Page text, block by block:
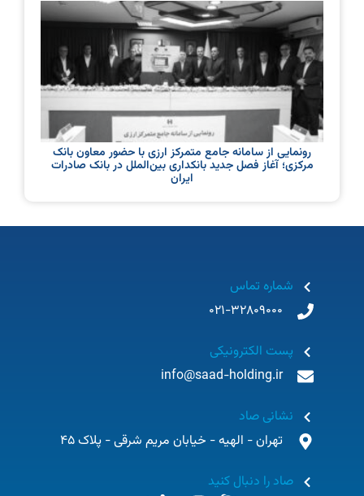
رونمایی از سامانه جامع متمرکز ارزی با حضور معاون بانک
مرکزی؛ آغاز فصل جدید بانکداری بین‌الملل در بانک صادرات
ایران
شماره تماس
021-32809000
پست الکترونیکی
info@saad-holding.ir
نشانی صاد
تهران - الهیه - خیابان مریم شرقی - پلاک 45
صاد را دنبال کنید